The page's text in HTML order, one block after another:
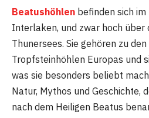
Beatushöhlen befinden sich
Interlaken, und zwar hoch über
Thunersees. Sie gehören zu
Tropfsteinhöhlen Europas und
was sie besonders beliebt
Natur, Mythos und Geschichte,
nach dem Heiligen Beatus